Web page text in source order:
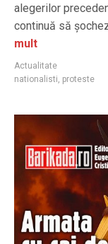
alegerilor
continuă să
mult
Actualitate
nationalisti, proteste